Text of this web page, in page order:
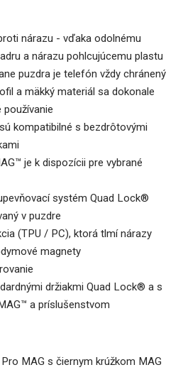
nárazu - vďaka odolnému
a nárazu pohlcujúcemu plastu
puzdra je telefón vždy chránený
a mäkký materiál sa dokonale
používanie
kompatibilné s bezdrôtovými
je k dispozícii pre vybrané
systém Quad Lock®
v puzdre
(TPU / PC), ktorá tlmí nárazy
magnety
držiakmi Quad Lock® a s
a príslušenstvom
MAG s čiernym krúžkom MAG